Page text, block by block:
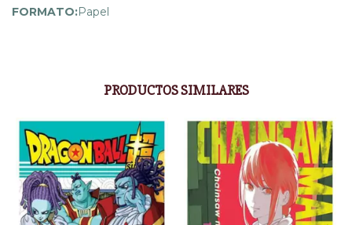
FORMATO:Papel
PRODUCTOS SIMILARES